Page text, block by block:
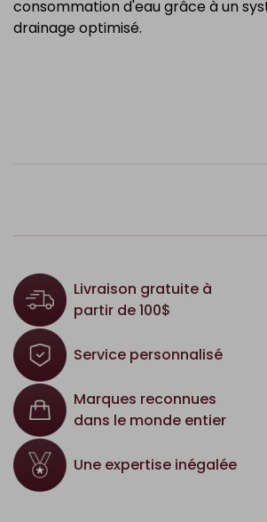
consommation d'eau grâce à un
drainage optimisé.
Livraison gratuite à
partir de 100$
Service personnalisé
Marques reconnues
dans le monde entier
Une expertise inégalée